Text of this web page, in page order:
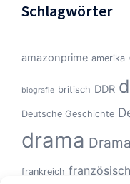
Schlagwörter
amazonprime amerika
biografie britisch DDR
Deutsche Geschichte
drama
frankreich französisch